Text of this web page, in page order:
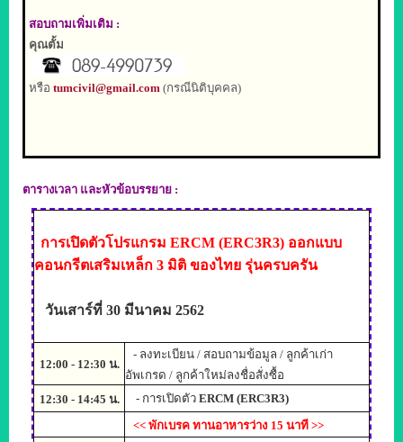
สอบถามเพิ่มเติม :
คุณตั้ม
หรือ tumcivil@gmail.com (กรณีนิติบุคคล)
ตารางเวลา และหัวข้อบรรยาย :
การเปิดตัวโปรแกรม ERCM (ERC3R3) ออกแบบ
คอนกรีตเสริมเหล็ก 3 มิติ ของไทย รุ่นครบครัน
วันเสาร์ที่ 30 มีนาคม 2562
12:00 - 12:30 น.
- ลงทะเบียน / สอบถามข้อมูล / ลูกค้าเก่า
อัพเกรด / ลูกค้าใหม่ลงชื่อสั่งซื้อ
12:30 - 14:45 น. - การเปิดตัว ERCM (ERC3R3)
<< พักเบรค ทานอาหารว่าง 15 นาที >>